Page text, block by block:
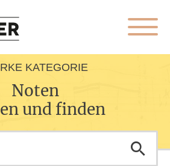
KATEGORIE
Noten
und finden